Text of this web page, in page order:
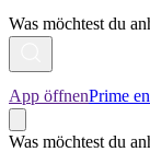
Was möchtest du
App öffnenPrime
Was möchtest du